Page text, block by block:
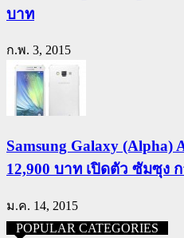
บาท
ก.พ. 3, 2015
Samsung Galaxy (Alpha)
12,900 บาท เปิดตัว ซัมซุง
ม.ค. 14, 2015
POPULAR CATEGORIES